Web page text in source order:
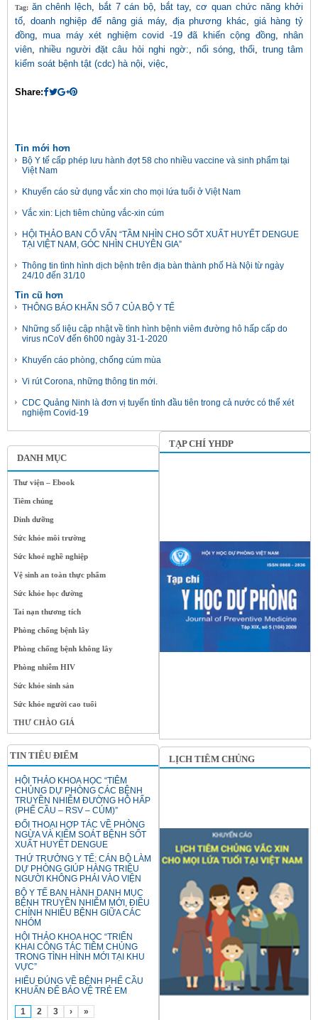
DANH MỤC
Thư viện – Ebook
Tiêm chủng
Dinh dưỡng
Sức khỏe môi trường
Sức khoẻ nghề nghiệp
Vệ sinh an toàn thực phẩm
Sức khỏe học đường
Tai nạn thương tích
Phòng chống bệnh lây
Phòng chống bệnh không lây
Phòng nhiễm HIV
Sức khỏe sinh sản
Sức khỏe người cao tuổi
THƯ CHÀO GIÁ
TIN TIÊU ĐIỂM
HỘI THẢO KHOA HỌC “TIÊM
CHỦNG DỰ PHÒNG CÁC BỆNH
TRUYỀN NHIỄM ĐƯỜNG HÔ HẤP
(PHẾ CẦU – RSV – CÚM)”
ĐỐI THOẠI HỢP TÁC VỀ PHÒNG
NGỪA VÀ KIỂM SOÁT BỆNH SỐT
XUẤT HUYẾT DENGUE
THỨ TRƯỞNG Y TẾ: CÁN BỘ LÀM
DỰ PHÒNG GIÚP HÀNG TRIỆU
NGƯỜI KHÔNG PHẢI VÀO VIỆN
BỘ Y TẾ BAN HÀNH DANH MỤC
BỆNH TRUYỀN NHIỄM MỚI, ĐIỀU
CHỈNH NHIỀU BỆNH GIỮA CÁC
NHÓM
HỘI THẢO KHOA HỌC “TRIỂN
KHAI CÔNG TÁC TIÊM CHỦNG
TRONG TÌNH HÌNH MỚI TẠI KHU
VỰC”
HIỂU ĐÚNG VỀ BỆNH PHẾ CẦU
KHUẨN ĐỂ BẢO VỆ TRẺ EM
1 2 3 › »
Tag: ăn chênh lệch, bắt 7 cán bộ, bắt tay,cơ quan chức năng khởi
tố, doanh nghiệp để nâng giá máy, địa phương khác, giá hàng tỷ
đồng,mua máy xét nghiệm covid -19 đã khiến cộng đồng,nhân
viên,nhiều người đặt câu hỏi nghi ngờ:, nổi sóng,thổi, trung tâm
kiểm soát bệnh tật (cdc) hà nội, việc,
Share:
Tin mới hơn
Bộ Y tế cấp phép lưu hành đợt 58 cho nhiều vaccine và sinh phẩm tại
Việt Nam
Khuyến cáo sử dụng vắc xin cho mọi lứa tuổi ở Việt Nam
Vắc xin: Lịch tiêm chủng vắc-xin cúm
HỘI THẢO BAN CỐ VẤN “TẦM NHÌN CHO SỐT XUẤT HUYẾT DENGUE
TẠI VIỆT NAM, GÓC NHÌN CHUYÊN GIA”
Thông tin tình hình dịch bệnh trên địa bàn thành phố Hà Nội từ ngày
24/10 đến 31/10
Tin cũ hơn
THÔNG BÁO KHẨN SỐ 7 CỦA BỘ Y TẾ
Những số liệu cập nhật về tình hình bệnh viêm đường hô hấp cấp do
virus nCoV đến 6h00 ngày 31-1-2020
Khuyến cáo phòng, chống cúm mùa
Vi rút Corona, những thông tin mới.
CDC Quảng Ninh là đơn vị tuyến tỉnh đầu tiên trong cả nước có thể xét
nghiệm Covid-19
TẠP CHÍ YHDP
LỊCH TIÊM CHỦNG